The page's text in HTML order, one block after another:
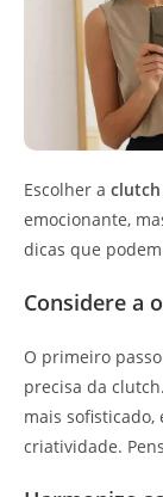
Escolher a
emocionante,
dicas que
Considere a
O primeiro
precisa da
mais
criatividade.